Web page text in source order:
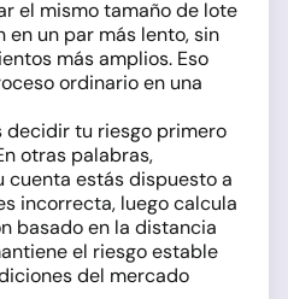
el mismo tamaño de lote
en un par más lento, sin
más amplios. Eso
ordinario en una
decidir tu riesgo primero
otras palabras,
estás dispuesto a
incorrecta, luego calcula
basado en la distancia
el riesgo estable
del mercado